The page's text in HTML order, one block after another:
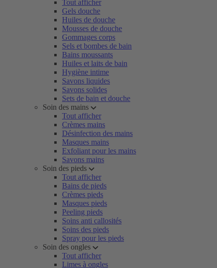
Tout afficher
Gels douche
Huiles de douche
Mousses de douche
Gommages corps
Sels et bombes de bain
Bains moussants
Huiles et laits de bain
Hygiène intime
Savons liquides
Savons solides
Sets de bain et douche
Soin des mains
Tout afficher
Crèmes mains
Désinfection des mains
Masques mains
Exfoliant pour les mains
Savons mains
Soin des pieds
Tout afficher
Bains de pieds
Crèmes pieds
Masques pieds
Peeling pieds
Soins anti callosités
Soins des pieds
Spray pour les pieds
Soin des ongles
Tout afficher
Limes à ongles